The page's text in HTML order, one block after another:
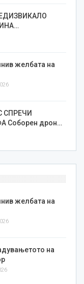
желбата на
СПРЕЧИ
Соборен дрон…
желбата на
на